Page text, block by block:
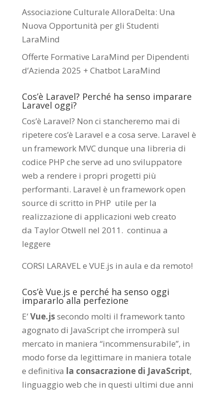
Associazione Culturale AlloraDelta: Una
Nuova Opportunità per gli Studenti
LaraMind
Offerte Formative LaraMind per Dipendenti
d’Azienda 2025 + Chatbot LaraMind
Cos’è Laravel? Perché ha senso imparare
Laravel oggi?
Cos’è Laravel? Non ci stancheremo mai di
ripetere cos’è Laravel e a cosa serve. Laravel è
un framework MVC dunque una libreria di
codice PHP che serve ad uno sviluppatore
web a rendere i propri progetti più
performanti. Laravel è un framework open
source di scritto in PHP utile per la
realizzazione di applicazioni web creato
da Taylor Otwell nel 2011. continua a
leggere
CORSI LARAVEL e VUE.js in aula e da remoto!
Cos’è Vue.js e perché ha senso oggi
impararlo alla perfezione
E’Vue.jssecondo molti il framework tanto
agognato di JavaScript che irromperà sul
mercato in maniera “incommensurabile”, in
modo forse da legittimare in maniera totale
e definitiva la consacrazione di JavaScript,
linguaggio web che in questi ultimi due anni